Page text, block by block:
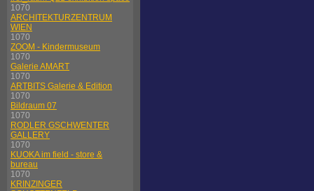
1070
ARCHITEKTURZENTRUM
WIEN
1070
ZOOM - Kindermuseum
1070
Galerie AMART
1070
ARTBITS Galerie & Edition
1070
Bildraum 07
1070
RODLER GSCHWENTER
GALLERY
1070
KUOKA im field - store &
bureau
1070
KRINZINGER